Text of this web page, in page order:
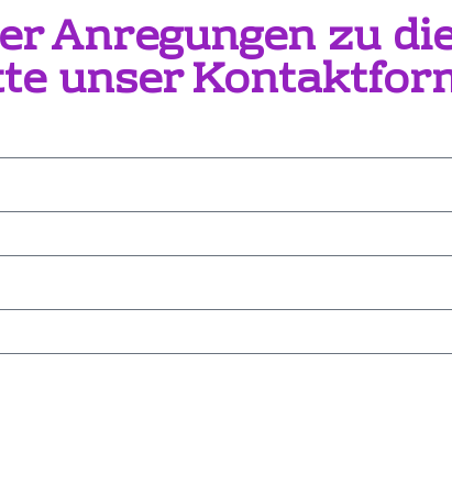
Anregungen zu
unser